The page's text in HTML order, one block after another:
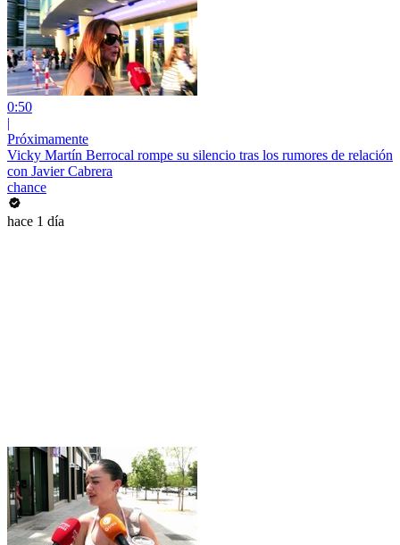
0:50
|
Próximamente
Vicky Martín Berrocal rompe su silencio tras los rumores de relación
con Javier Cabrera
chance
hace 1 día